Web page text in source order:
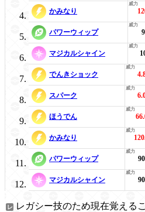
かみなり
パワーウィップ
マジカルシャイン
でんきショック
スパーク
ほうでん
かみなり
パワーウィップ 90
マジカルシャイン 90
レガシー技のため現在覚える